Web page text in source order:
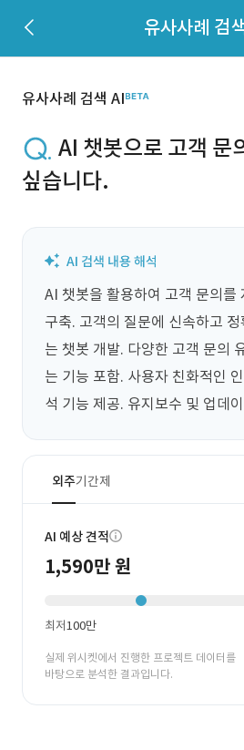
유사사례 검
유사사례 검색 AI
AI 챗봇으로 고객 문
싶습니다.
AI 챗봇을 활용하여 고객 문의를
구축. 고객의 질문에 신속하고
는 챗봇 개발. 다양한 고객 문의
는 기능 포함. 사용자 친화적인
석 기능 제공. 유지보수 및 업데
외주기간제
AI 예상 견적
1,590만 원
최저100만
실제 위시켓에서 진행한 프로젝트 데이터를
바탕으로 분석한 결과입니다.